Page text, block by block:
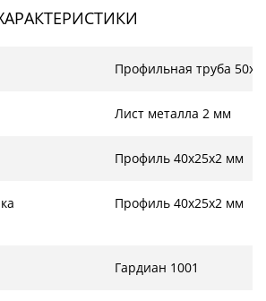
Профильная труба
Лист металла 2 мм
Профиль 40х25х2 мм
Профиль 40х25х2 мм
Гардиан 1001